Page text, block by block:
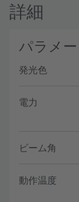
詳細
パラメ
発光色
電力
ビーム角
動作温度